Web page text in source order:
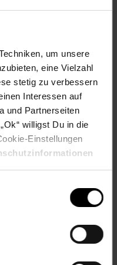
um unsere
eine Vielzahl
stetig zu verbessern
Interessen auf
und Partnerseiten
willigst Du in die
Einstellungen
GmbH
Lattenrost
cm